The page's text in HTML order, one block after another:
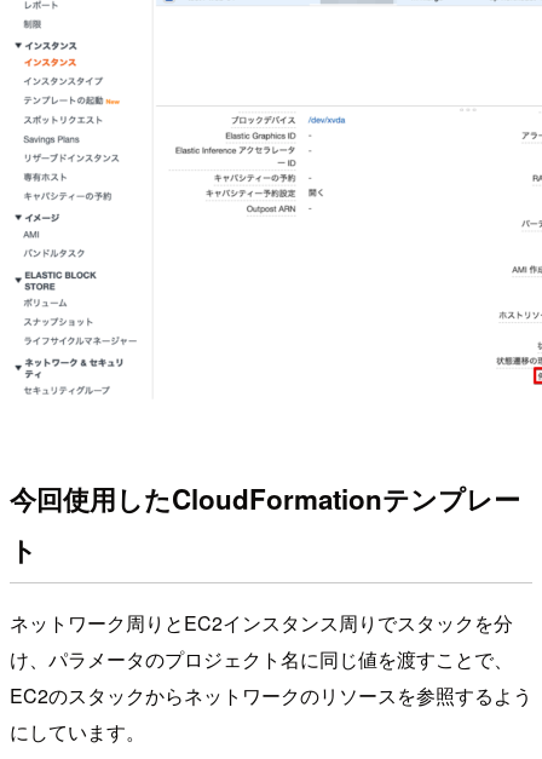
今回使用したCloudFormationテンプレー
ト
ネットワーク周りとEC2インスタンス周りでスタックを分
け、パラメータのプロジェクト名に同じ値を渡すことで、
EC2のスタックからネットワークのリソースを参照するよう
にしています。